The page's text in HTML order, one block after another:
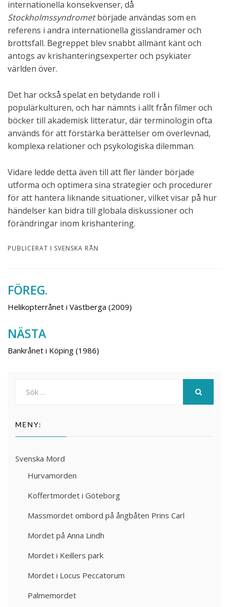
internationella konsekvenser, då
Stockholmssyndrometbörjade användas som en
referens i andra internationella gisslandramer och
brottsfall. Begreppet blev snabbt allmänt känt och
antogs av krishanteringsexperter och psykiater
världen över.
Det har också spelat en betydande roll i
populärkulturen, och har nämnts i allt från filmer och
böcker till akademisk litteratur, där terminologin ofta
används för att förstärka berättelser om överlevnad,
komplexa relationer och psykologiska dilemman.
Vidare ledde detta även till att fler länder började
utforma och optimera sina strategier och procedurer
för att hantera liknande situationer, vilket visar på hur
händelser kan bidra till globala diskussioner och
förändringar inom krishantering.
PUBLICERAT I SVENSKA RÅN
Inläggsnavigering
FÖREG.
Helikopterrånet i Västberga (2009)
NÄSTA
Bankrånet i Köping (1986)
efter:
MENY:
Svenska Mord
Hurvamorden
Koffertmordet i Göteborg
Massmordet ombord på ångbåten Prins Carl
Mordet på Anna Lindh
Mordet i Keillers park
Mordet i Locus Peccatorum
Palmemordet